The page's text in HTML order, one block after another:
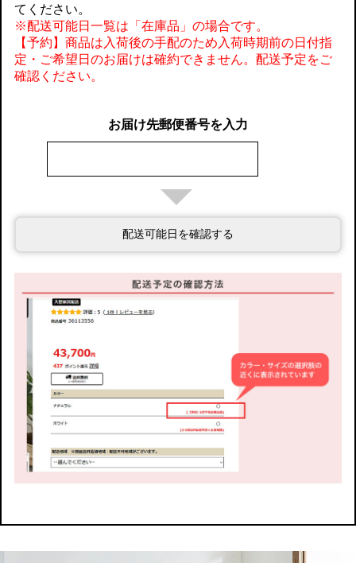
てください。
※配送可能日一覧は「在庫品」の場合です。
【予約】商品は入荷後の手配のため入荷時期前の日付指
定・ご希望日のお届けは確約できません。配送予定をご
確認ください。
お届け先郵便番号を入力
配送可能日を確認する